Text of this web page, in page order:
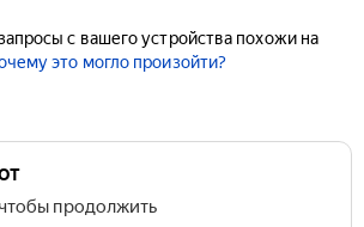
с вашего устройства похожи на
это могло произойти?
продолжить